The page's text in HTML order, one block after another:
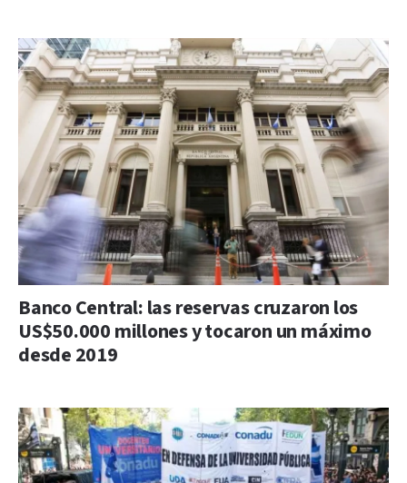
Banco Central: las reservas cruzaron los
US$50.000 millones y tocaron un máximo
desde 2019